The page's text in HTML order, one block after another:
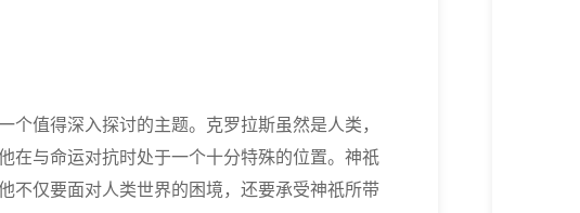
值得深入探讨的主题。克罗拉斯虽然是人类，
在与命运对抗时处于一个十分特殊的位置。神祇
不仅要面对人类世界的困境，还要承受神祇所带